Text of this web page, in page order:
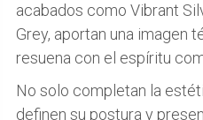
acabados como Vibrant
Grey, aportan una imagen
resuena con el espíritu
No solo completan la
definen su postura y